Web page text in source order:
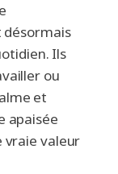
désormais
Ils
ou
et
apaisée
vraie valeur